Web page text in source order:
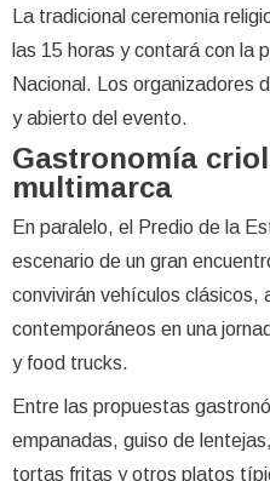
La tradicional ceremonia
las 15 horas y contará con la
Nacional. Los organizadores
y abierto del evento.
Gastronomía
multimarca
En paralelo, el Predio de la
escenario de un gran
convivirán vehículos clásicos,
contemporáneos en una
y food trucks.
Entre las propuestas
empanadas, guiso de
tortas fritas y otros platos